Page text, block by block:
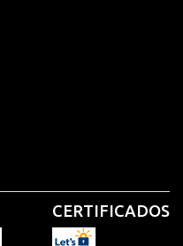
CERTIFICADOS